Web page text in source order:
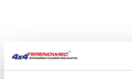
Superwinch Seilwinde